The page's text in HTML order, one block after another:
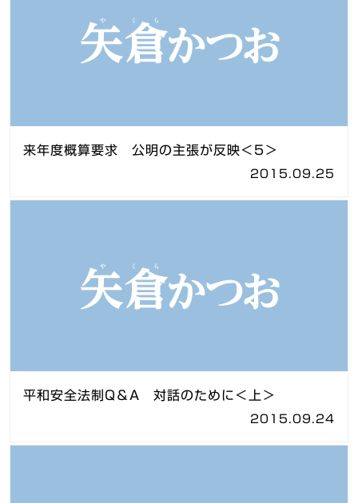
来年度概算要求 公明の主張が反映＜5＞
2015.09.25
平和安全法制Q＆A 対話のために＜上＞
2015.09.24